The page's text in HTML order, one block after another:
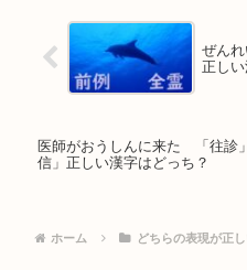
ぜん
正し
医師がおうしんに来た 「往診
信」正しい漢字はどっち？
ホーム どちらの表現が正し